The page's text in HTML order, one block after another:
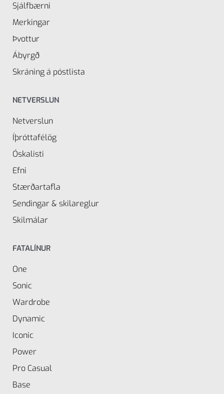
Sjálfbærni
Merkingar
Þvottur
Ábyrgð
Skráning á póstlista
NETVERSLUN
Netverslun
Íþróttafélög
Óskalisti
Efni
Stærðartafla
Sendingar & skilareglur
Skilmálar
FATALÍNUR
One
Sonic
Wardrobe
Dynamic
Iconic
Power
Pro Casual
Base